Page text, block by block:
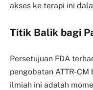
akses ke terapi ini
Titik Balik bagi
Persetujuan FDA
pengobatan ATTR-
ilmiah ini adalah